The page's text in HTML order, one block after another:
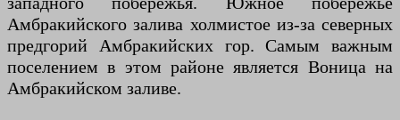
Амбракийского залива холмистое из-за северных
предгорий Амбракийских гор. Самым важным
поселением в этом районе является Воница на
Амбракийском заливе.